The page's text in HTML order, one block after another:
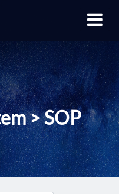
> SOP